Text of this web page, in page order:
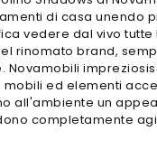
di casa unendo
vedere dal vivo tutte
rinomato brand,
Novamobili
ed elementi
all'ambiente un
completamente